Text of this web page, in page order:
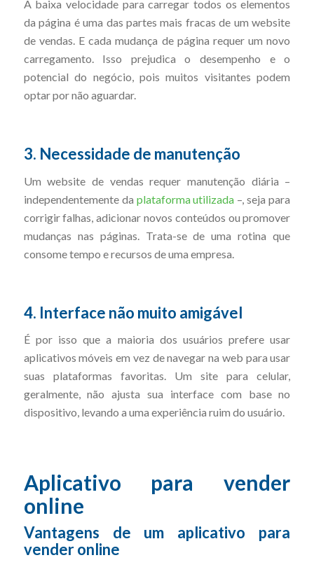
A baixa velocidade para carregar todos os elementos
da página é uma das partes mais fracas de um website
de vendas. E cada mudança de página requer um novo
carregamento. Isso prejudica o desempenho e o
potencial do negócio, pois muitos visitantes podem
optar por não aguardar.
3. Necessidade de manutenção
Um website de vendas requer manutenção diária –
independentemente da plataforma utilizada –, seja para
corrigir falhas, adicionar novos conteúdos ou promover
mudanças nas páginas. Trata-se de uma rotina que
consome tempo e recursos de uma empresa.
4. Interface não muito amigável
É por isso que a maioria dos usuários prefere usar
aplicativos móveis em vez de navegar na web para usar
suas plataformas favoritas. Um site para celular,
geralmente, não ajusta sua interface com base no
dispositivo, levando a uma experiência ruim do usuário.
Aplicativo para vender
online
Vantagens de um aplicativo para
vender online